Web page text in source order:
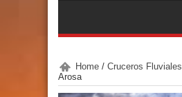
Home / Cruceros Fluviales
Arosa